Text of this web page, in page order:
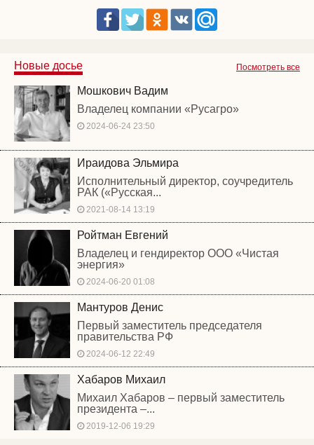
Посмотреть все
Новые досье
Мошкович Вадим
Владелец компании «Русагро»
2024-06-24 23:50
Ираидова Эльмира
Исполнительный директор, соучредитель
РАК («Русская...
2021-08-14 13:19
Ройтман Евгений
Владелец и гендиректор ООО «Чистая
энергия»
2024-06-20 01:08
Мантуров Денис
Первый заместитель председателя
правительства РФ
2024-06-12 22:49
Хабаров Михаил
Михаил Хабаров – первый заместитель
президента –...
2019-12-06 19:29